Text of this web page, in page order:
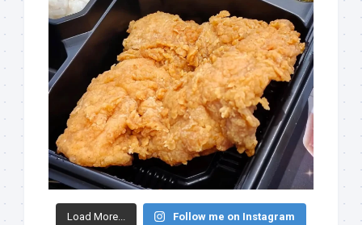
Load More... Follow me on Instagram